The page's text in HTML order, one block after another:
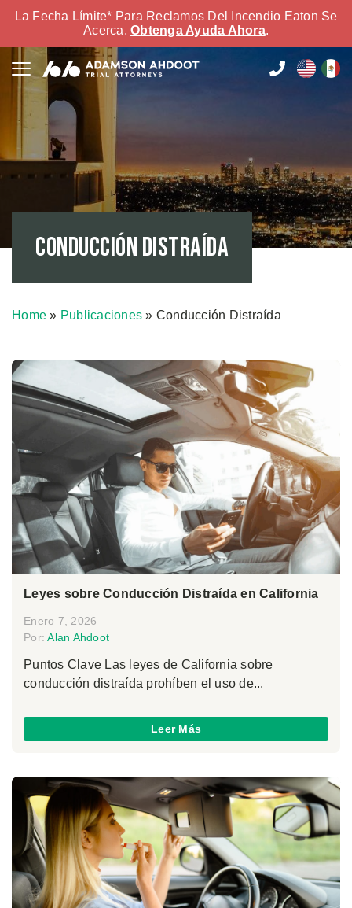
La Fecha Límite* Para Reclamos Del Incendio Eaton Se
Acerca. Obtenga Ayuda Ahora.
Conducción Distraída
Home » Publicaciones » Conducción Distraída
Leyes sobre Conducción Distraída en California
Enero 7, 2026
Por:Alan Ahdoot
Puntos Clave Las leyes de California sobre
conducción distraída prohíben el uso de...
Leer Más